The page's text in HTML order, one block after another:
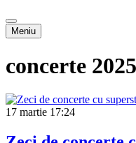
Meniu
concerte 2025
17 martie 17:24